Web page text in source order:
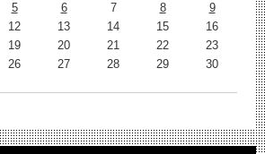
5 6 7 8
9
12 13 14 15
16
19 20 21 22
23
26 27 28 29
30